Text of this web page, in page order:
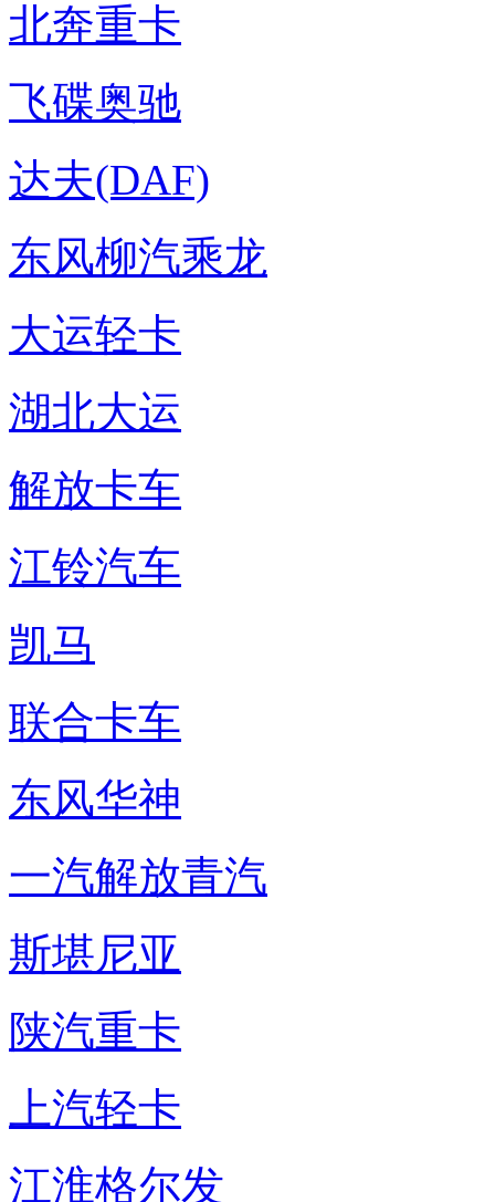
北奔重卡
飞碟奥驰
达夫(DAF)
东风柳汽乘龙
大运轻卡
湖北大运
解放卡车
江铃汽车
凯马
联合卡车
东风华神
一汽解放青汽
斯堪尼亚
陕汽重卡
上汽轻卡
江淮格尔发